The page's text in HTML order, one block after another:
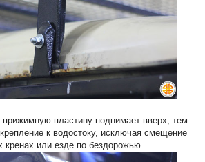
прижимную пластину поднимает вверх, тем
к водостоку, исключая смещение
кренах или езде по бездорожью.